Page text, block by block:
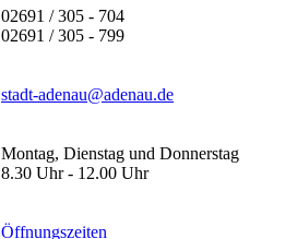
02691 / 305 - 704
02691 / 305 - 799
stadt-adenau@adenau.de
Montag, Dienstag und Donnerstag
8.30 Uhr - 12.00 Uhr
Öffnungszeiten